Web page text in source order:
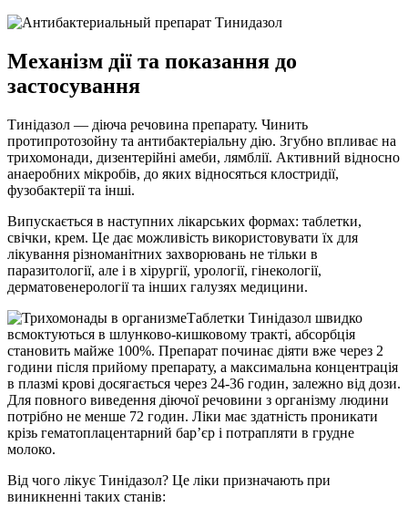
Механізм дії та показання до
застосування
Тинідазол — діюча речовина препарату. Чинить
протипротозойну та антибактеріальну дію. Згубно впливає на
трихомонади, дизентерійні амеби, лямблії. Активний відносно
анаеробних мікробів, до яких відносяться клостридії,
фузобактерії та інші.
Випускається в наступних лікарських формах: таблетки,
свічки, крем. Це дає можливість використовувати їх для
лікування різноманітних захворювань не тільки в
паразитології, але і в хірургії, урології, гінекології,
дерматовенерології та інших галузях медицини.
Таблетки Тинідазол швидко
всмоктуються в шлунково-кишковому тракті, абсорбція
становить майже 100%. Препарат починає діяти вже через 2
години після прийому препарату, а максимальна концентрація
в плазмі крові досягається через 24-36 годин, залежно від дози.
Для повного виведення діючої речовини з організму людини
потрібно не менше 72 годин. Ліки має здатність проникати
крізь гематоплацентарний бар’єр і потрапляти в грудне
молоко.
Від чого лікує Тинідазол? Це ліки призначають при
виникненні таких станів: